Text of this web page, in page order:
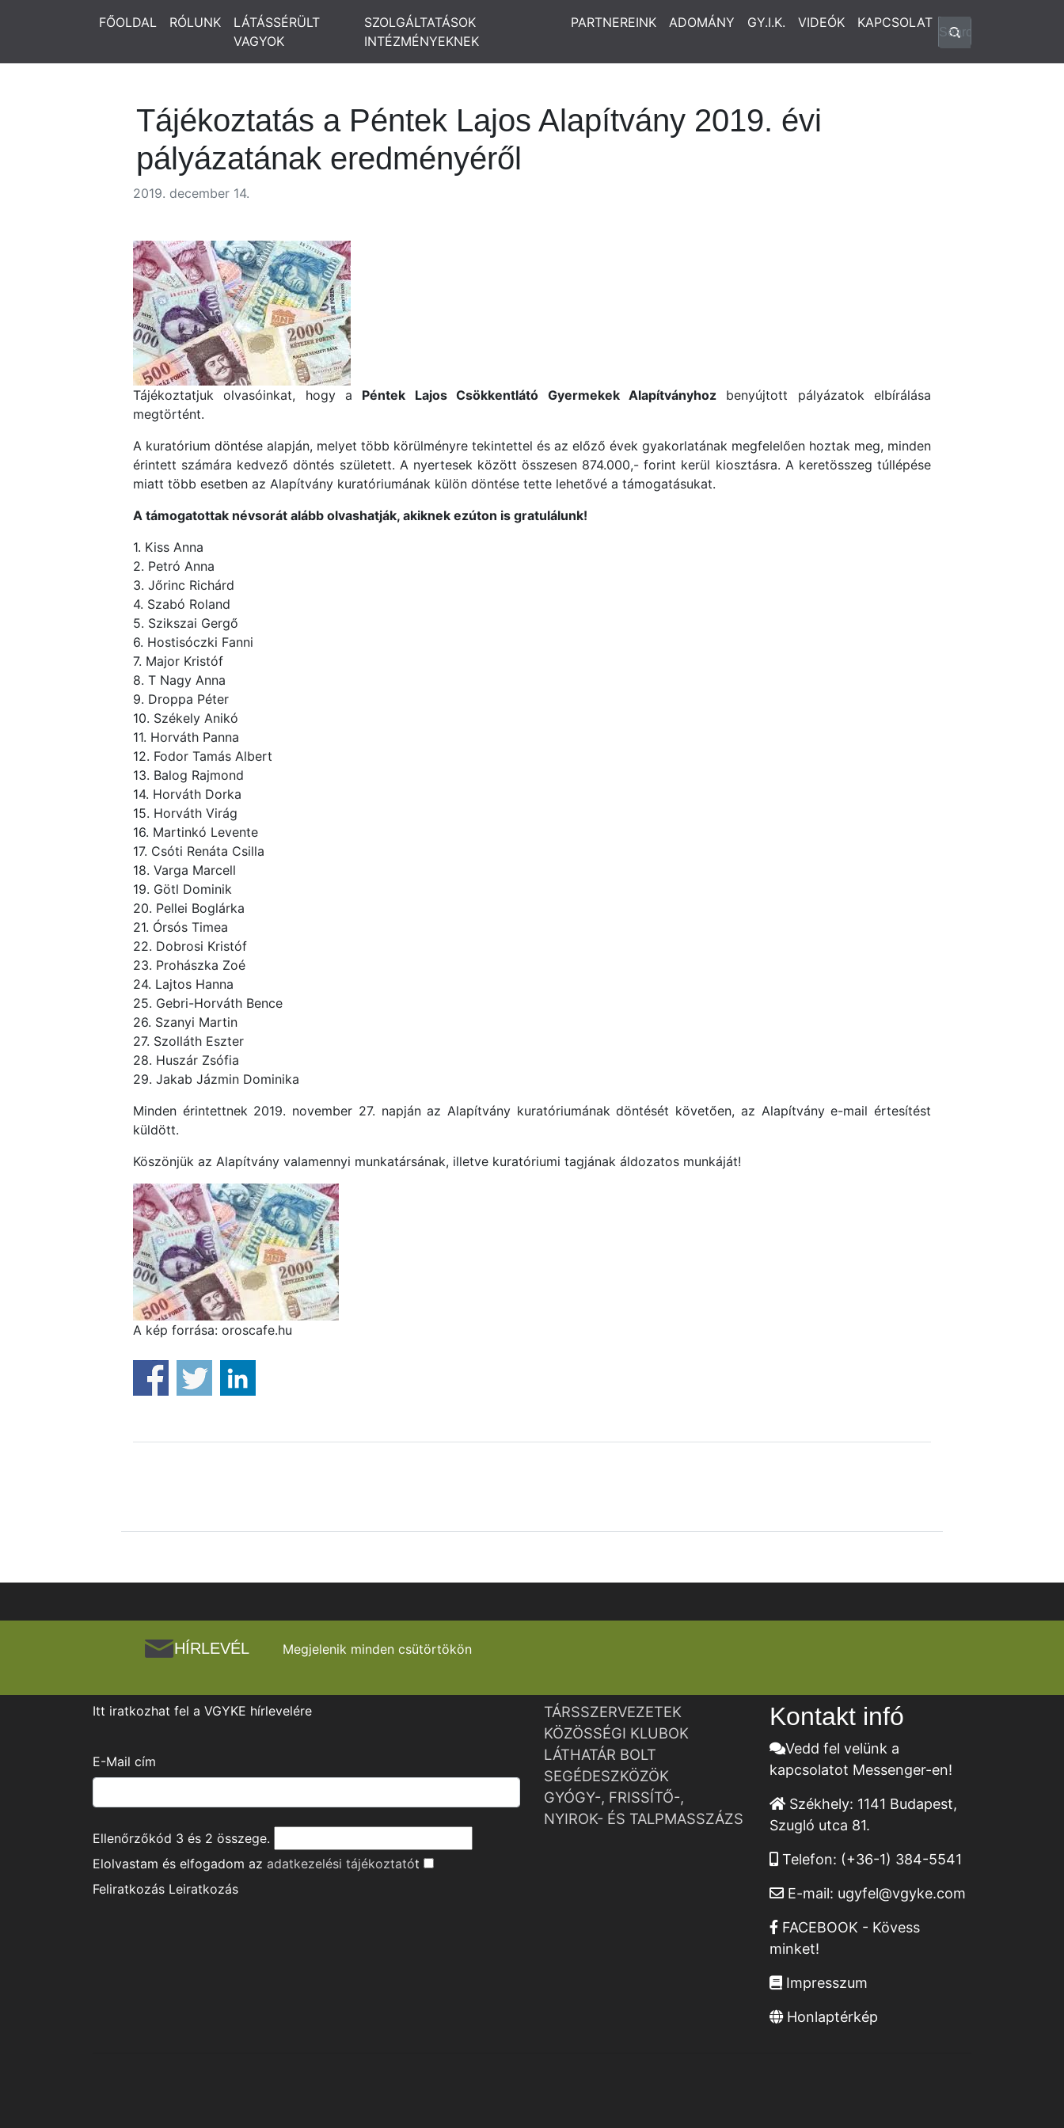
FŐOLDAL RÓLUNK
LÁTÁSSÉRÜLT
VAGYOK
SZOLGÁLTATÁSOK
INTÉZMÉNYEKNEK
PARTNEREINK ADOMÁNY GY.I.K. VIDEÓK KAPCSOLAT
Tájékoztatás a Péntek Lajos Alapítvány 2019. évi
pályázatának eredményéről
2019. december 14.
Tájékoztatjuk olvasóinkat, hogy a Péntek Lajos Csökkentlátó Gyermekek Alapítványhozbenyújtott pályázatok elbírálása
megtörtént.
A kuratórium döntése alapján, melyet több körülményre tekintettel és az előző évek gyakorlatának megfelelően hoztak meg, minden
érintett számára kedvező döntés született. A nyertesek között összesen 874.000,- forint kerül kiosztásra. A keretösszeg túllépése
miatt több esetben az Alapítvány kuratóriumának külön döntése tette lehetővé a támogatásukat.
A támogatottak névsorát alább olvashatják, akiknek ezúton is gratulálunk!
1. Kiss Anna
2. Petró Anna
3. Jőrinc Richárd
4. Szabó Roland
5. Szikszai Gergő
6. Hostisóczki Fanni
7. Major Kristóf
8. T Nagy Anna
9. Droppa Péter
10. Székely Anikó
11. Horváth Panna
12. Fodor Tamás Albert
13. Balog Rajmond
14. Horváth Dorka
15. Horváth Virág
16. Martinkó Levente
17. Csóti Renáta Csilla
18. Varga Marcell
19. Götl Dominik
20. Pellei Boglárka
21. Órsós Timea
22. Dobrosi Kristóf
23. Prohászka Zoé
24. Lajtos Hanna
25. Gebri-Horváth Bence
26. Szanyi Martin
27. Szolláth Eszter
28. Huszár Zsófia
29. Jakab Jázmin Dominika
Minden érintettnek 2019. november 27. napján az Alapítvány kuratóriumának döntését követően, az Alapítvány e-mail értesítést
küldött.
Köszönjük az Alapítvány valamennyi munkatársának, illetve kuratóriumi tagjának áldozatos munkáját!
A kép forrása: oroscafe.hu
HÍRLEVÉL Megjelenik minden csütörtökön
Itt iratkozhat fel a VGYKE hírlevelére
E-Mail cím
Ellenőrzőkód 3 és 2 összege.
Elolvastam és elfogadom az adatkezelési tájékoztatót
Feliratkozás Leiratkozás
TÁRSSZERVEZETEK
KÖZÖSSÉGI KLUBOK
LÁTHATÁR BOLT
SEGÉDESZKÖZÖK
GYÓGY-, FRISSÍTŐ-,
NYIROK- ÉS TALPMASSZÁZS
Kontakt infó
Vedd fel velünk a
kapcsolatot Messenger-en!
Székhely: 1141 Budapest,
Szugló utca 81.
Telefon: (+36-1) 384-5541
E-mail: ugyfel@vgyke.com
FACEBOOK - Kövess
minket!
Impresszum
Honlaptérkép